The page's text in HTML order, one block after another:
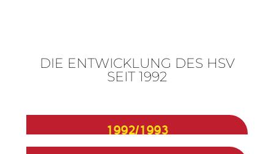
DIE ENTWICKLUNG DES HSV
SEIT 1992
1992/1993